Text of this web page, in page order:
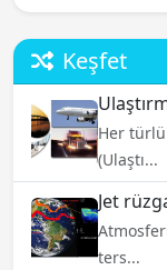
Keşfet
Her
(Ulaştı...
Jet
ters...